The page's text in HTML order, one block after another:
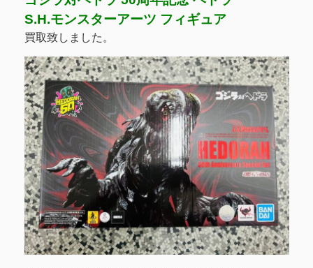
S.H.モンスターアーツ フィギュア
買取致しました。